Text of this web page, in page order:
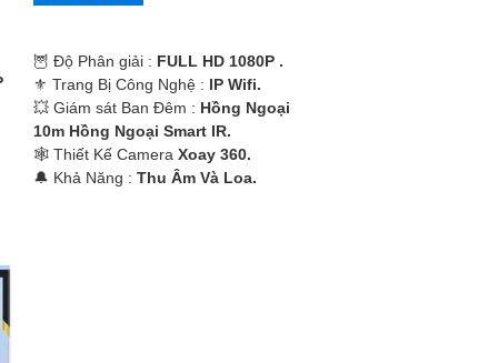
🦉 Độ Phân giải : FULL HD 1080P .
⚜️ Trang Bị Công Nghệ : IP Wifi.
💥 Giám sát Ban Đêm : Hồng Ngoại
10m Hồng Ngoại Smart IR.
🕸️ Thiết Kế CameraXoay 360.
️🔔 Khả Năng :Thu Âm Và Loa.